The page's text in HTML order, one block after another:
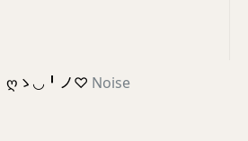
ღゝ◡╹ノ♡ Noise